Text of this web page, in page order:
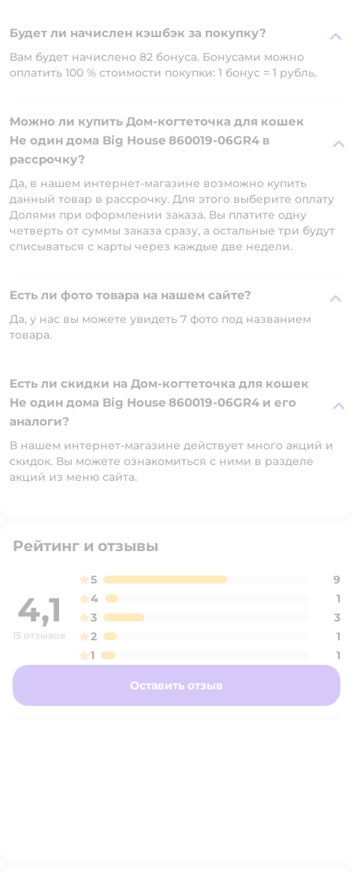
Будет ли начислен кэшбэк за покупку?
Вам будет начислено 82 бонуса. Бонусами можно
оплатить 100 % стоимости покупки: 1 бонус = 1 рубль.
Можно ли купить Дом-когтеточка для кошек
Не один дома Big House 860019-06GR4 в
рассрочку?
Да, в нашем интернет-магазине возможно купить
данный товар в рассрочку. Для этого выберите оплату
Долями при оформлении заказа. Вы платите одну
четверть от суммы заказа сразу, а остальные три будут
списываться с карты через каждые две недели.
Есть ли фото товара на нашем сайте?
Да, у нас вы можете увидеть 7 фото под названием
товара.
Есть ли скидки на Дом-когтеточка для кошек
Не один дома Big House 860019-06GR4 и его
аналоги?
В нашем интернет-магазине действует много акций и
скидок. Вы можете ознакомиться с ними в разделе
акций из меню сайта.
Рейтинг и отзывы
4,1
15 отзывов
5
9
4
1
3
3
2
1
1
1
Оставить отзыв